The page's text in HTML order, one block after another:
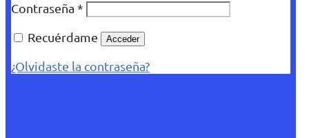
Contraseña *
Recuérdame
Acceder
¿Olvidaste la contraseña?